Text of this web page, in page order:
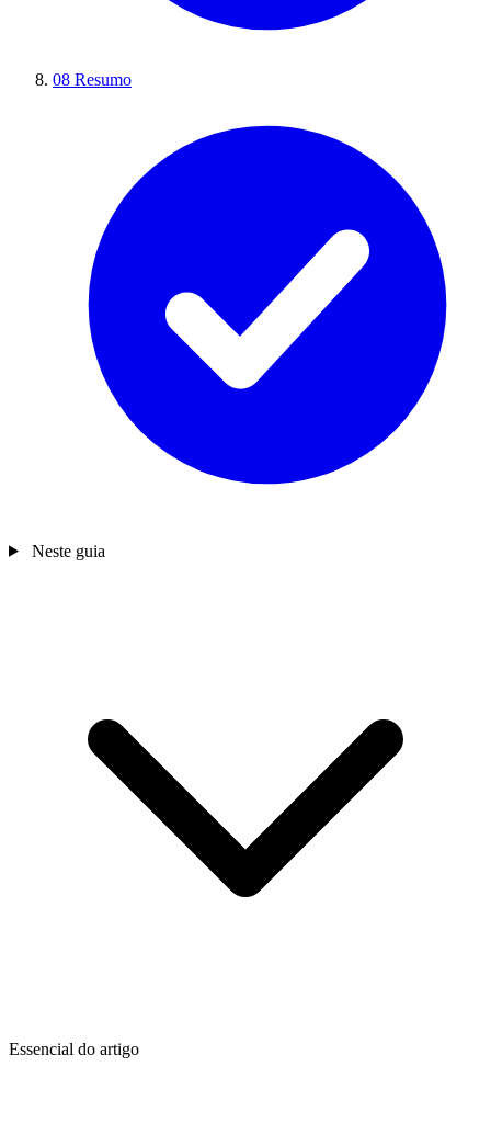
08 Resumo
Neste guia
Essencial do artigo